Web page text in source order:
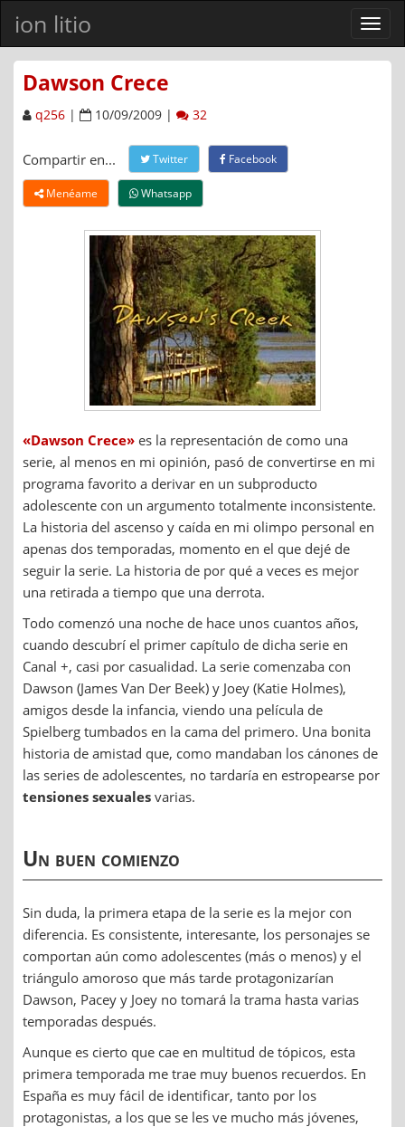
ion litio
Ver
menú
Dawson Crece
q256 | 10/09/2009 | 32
Compartir en... Twitter Facebook
Menéame Whatsapp
«Dawson Crece» es la representación de como una
serie, al menos en mi opinión, pasó de convertirse en mi
programa favorito a derivar en un subproducto
adolescente con un argumento totalmente inconsistente.
La historia del ascenso y caída en mi olimpo personal en
apenas dos temporadas, momento en el que dejé de
seguir la serie. La historia de por qué a veces es mejor
una retirada a tiempo que una derrota.
Todo comenzó una noche de hace unos cuantos años,
cuando descubrí el primer capítulo de dicha serie en
Canal +, casi por casualidad. La serie comenzaba con
Dawson (James Van Der Beek) y Joey (Katie Holmes),
amigos desde la infancia, viendo una película de
Spielberg tumbados en la cama del primero. Una bonita
historia de amistad que, como mandaban los cánones de
las series de adolescentes, no tardaría en estropearse por
tensiones sexuales varias.
Un buen comienzo
Sin duda, la primera etapa de la serie es la mejor con
diferencia. Es consistente, interesante, los personajes se
comportan aún como adolescentes (más o menos) y el
triángulo amoroso que más tarde protagonizarían
Dawson, Pacey y Joey no tomará la trama hasta varias
temporadas después.
Aunque es cierto que cae en multitud de tópicos, esta
primera temporada me trae muy buenos recuerdos. En
España es muy fácil de identificar, tanto por los
protagonistas, a los que se les ve mucho más jóvenes,